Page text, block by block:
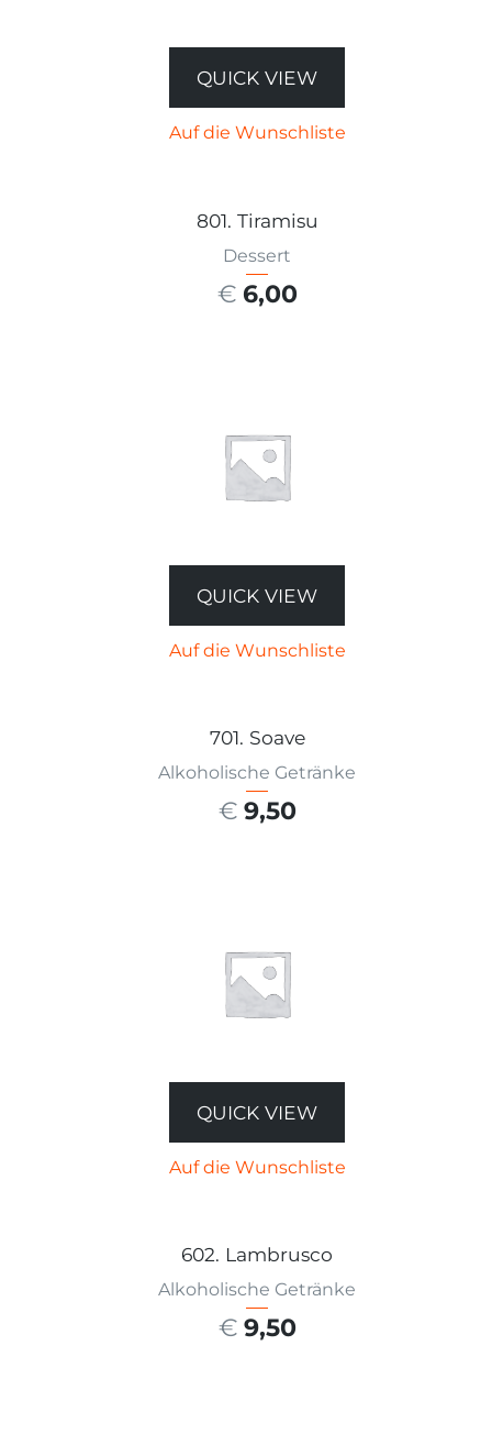
QUICK VIEW
Auf die Wunschliste
801. Tiramisu
Dessert
€ 6,00
QUICK VIEW
Auf die Wunschliste
701. Soave
Alkoholische Getränke
€ 9,50
QUICK VIEW
Auf die Wunschliste
602. Lambrusco
Alkoholische Getränke
€ 9,50